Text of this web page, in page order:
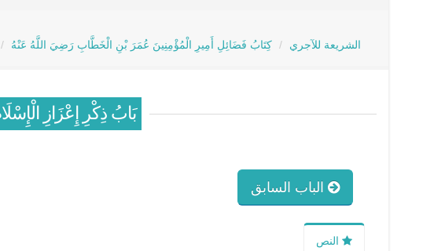
الشريعة للآجري كِتَابُ فَضَائِلِ أَمِيرِ الْمُؤْمِنِينَ عُمَرَ بْنِ الْخَطَّابِ رَضِيَ اللَّهُ عَنْهُ
بَابُ ذِكْرِ إِعْزَازِ
الباب السابق
النص